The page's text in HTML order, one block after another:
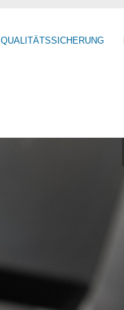
QUALITÄTSSICHERUNG